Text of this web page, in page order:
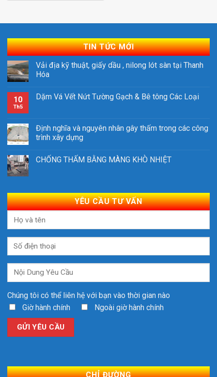
TIN TỨC MỚI
Vải địa kỹ thuật, giấy dầu , nilong lót sàn tại Thanh
Hóa
10
Th5
Dặm Vá Vết Nứt Tường Gạch & Bê tông Các Loại
Định nghĩa và nguyên nhân gây thấm trong các công
trình xây dựng
CHỐNG THẤM BẰNG MÀNG KHÒ NHIỆT
YÊU CẦU TƯ VẤN
Chúng tôi có thể liên hệ với bạn vào thời gian nào
Giờ hành chính
Ngoài giờ hành chính
CHỈ ĐƯỜNG